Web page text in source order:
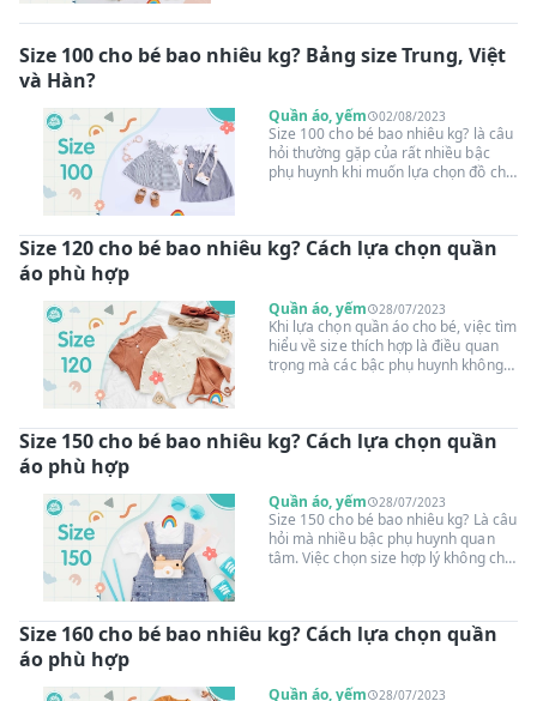
bao nhiêu kg?" Để giải đáp thắc mắc này,
hãy cùng Suangoainhap.com tìm hiểu về
size 110, cũng như tương đương size này
Size 100 cho bé bao nhiêu kg? Bảng size Trung, Việt
và Hàn?
Quần áo, yếm 02/08/2023
Size 100 cho bé bao nhiêu kg? là câu
hỏi thường gặp của rất nhiều bậc
phụ huynh khi muốn lựa chọn đồ cho
chỉ biết được số kg lý tưởng cho từng
triển tốt trong những bộ quần áo.
Cùng Suangoainhap.com tìm hiểu
ngay để chăm sóc bé một cách tốt
nhất!
Size 120 cho bé bao nhiêu kg? Cách lựa chọn quần
áo phù hợp
Quần áo, yếm 28/07/2023
Khi lựa chọn quần áo cho bé, việc tìm
hiểu về size thích hợp là điều quan
trọng mà các bậc phụ huynh không
câu hỏi "Size 120 cho bé bao nhiêu
hợp hay không? Hãy cùng
Suangoainhap.com khám phá những
thông tin hữu ích để giúp bé yêu luôn
thoải mái và tự tin trong từng bộ
Size 150 cho bé bao nhiêu kg? Cách lựa chọn quần
áo phù hợp
Quần áo, yếm 28/07/2023
Size 150 cho bé bao nhiêu kg? Là câu
hỏi mà nhiều bậc phụ huynh quan
tâm. Việc chọn size hợp lý không chỉ
này, cùng Suangoainhap.com tìm
sự phát triển của con.
Size 160 cho bé bao nhiêu kg? Cách lựa chọn quần
áo phù hợp
Quần áo, yếm 28/07/2023